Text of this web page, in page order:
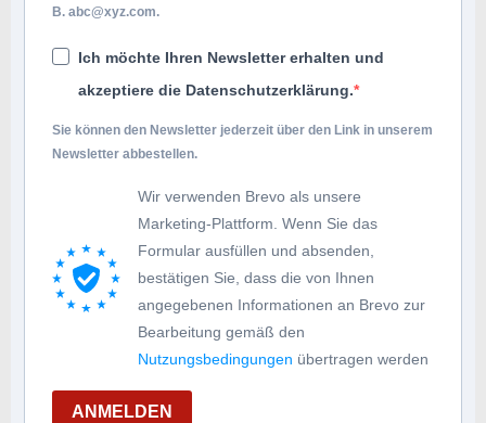
B. abc@xyz.com.
Ich möchte Ihren Newsletter erhalten und
akzeptiere die Datenschutzerklärung.
Sie können den Newsletter jederzeit über den Link in unserem
Newsletter abbestellen.
Wir verwenden Brevo als unsere
Marketing-Plattform. Wenn Sie das
Formular ausfüllen und absenden,
bestätigen Sie, dass die von Ihnen
angegebenen Informationen an Brevo zur
Bearbeitung gemäß den
Nutzungsbedingungen übertragen werden
ANMELDEN